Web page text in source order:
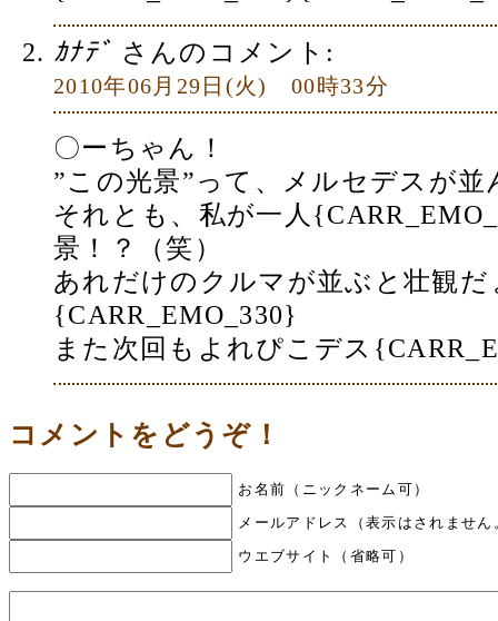
ｶﾅﾃﾞ さんのコメント:
2010年06月29日(火) 00時33分
〇ーちゃん！
”この光景”って、メルセデスが並
それとも、私が一人
景！？（笑）
あれだけのクルマが並ぶと壮観だ
{CARR_EMO_330}
また次回もよれぴこデス
コメントをどうぞ！
お名前（ニックネーム可）
メールアドレス（表示はされませ
ウエブサイト（省略可）